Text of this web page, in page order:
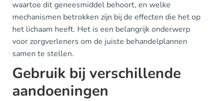
waartoe dit geneesmiddel behoort, en welke
mechanismen betrokken zijn bij de effecten die het op
het lichaam heeft. Het is een belangrijk onderwerp
voor zorgverleners om de juiste behandelplannen
samen te stellen.
Gebruik bij verschillende
aandoeningen